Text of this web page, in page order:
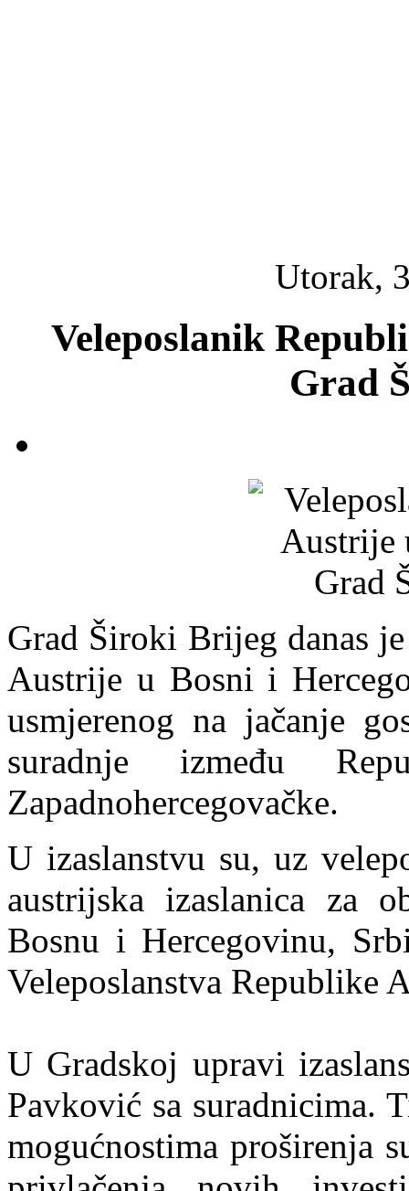
Utorak,
Veleposlanik
Grad
Grad Široki Brijeg danas
Austrije u Bosni i
usmjerenog na jačanje
suradnje između
Zapadnohercegovačke.
U izaslanstvu su, uz
austrijska izaslanica za
Bosnu i Hercegovinu,
Veleposlanstva Republike
U Gradskoj upravi
Pavković sa suradnicima.
mogućnostima proširenja